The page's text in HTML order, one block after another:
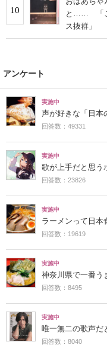
10
と…… 「こ
ス抜群」
アンケート
実施中
声が好きな「日本
回答数：49331
実施中
歌が上手だと思う
回答数：23826
実施中
ラーメンって日本
回答数：19619
実施中
神奈川県で一番う
回答数：8495
実施中
唯一無二の歌声だ
回答数：8040